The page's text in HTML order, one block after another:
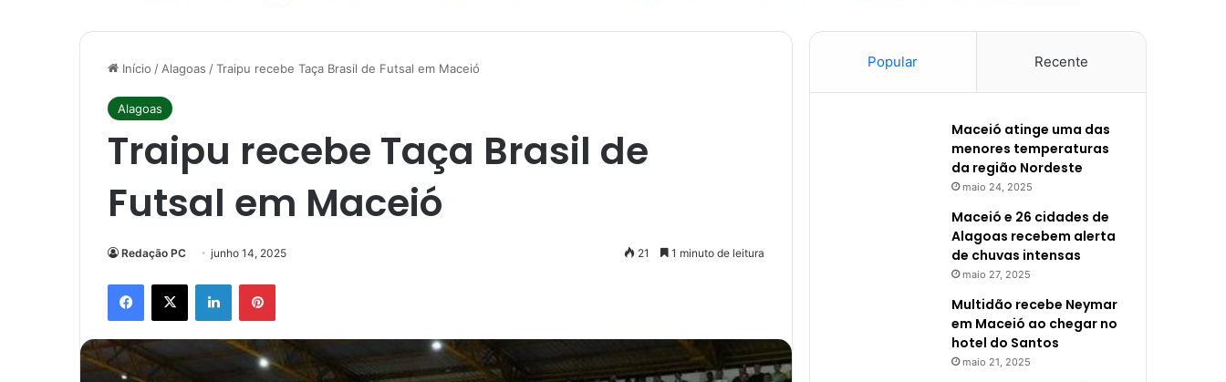
Início /Alagoas /Traipu recebe Taça Brasil de Futsal em Maceió
Alagoas
Traipu recebe Taça Brasil de
Futsal em Maceió
Redação PC junho 14, 2025 21 1 minuto de leitura
Facebook
X LinkedinPinterest
Popular Recente
Maceió atinge uma das
menores temperaturas
da região Nordeste
maio 24, 2025
Maceió e 26 cidades de
Alagoas recebem alerta
de chuvas intensas
maio 27, 2025
Multidão recebe Neymar
em Maceió ao chegar no
hotel do Santos
maio 21, 2025